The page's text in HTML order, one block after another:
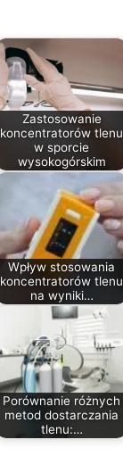
Zastosowanie
koncentratorów tlenu
w sporcie
wysokogórskim
Wpływ stosowania
koncentratorów tlenu
na wyniki…
Porównanie różnych
metod dostarczania
tlenu:…